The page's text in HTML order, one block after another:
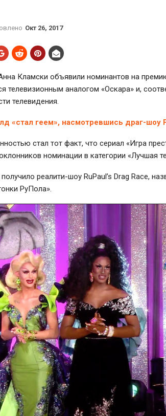
Окт 26, 2017
Кламски объявили номинантов на
телевизионным аналогом «Оскара» и,
телевидения.
«стал геем», насмотревшись драг-шоу
стал тот факт, что сериал «Игра
номинации в категории «Лучшая
реалити-шоу RuPaul’s Drag Race,
РуПола».